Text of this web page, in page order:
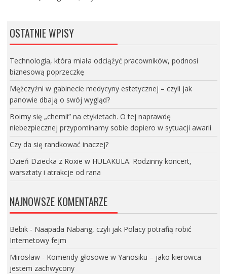
OSTATNIE WPISY
Technologia, która miała odciążyć pracowników, podnosi
biznesową poprzeczkę
Mężczyźni w gabinecie medycyny estetycznej – czyli jak
panowie dbają o swój wygląd?
Boimy się „chemii” na etykietach. O tej naprawdę
niebezpiecznej przypominamy sobie dopiero w sytuacji awarii
Czy da się randkować inaczej?
Dzień Dziecka z Roxie w HULAKULA. Rodzinny koncert,
warsztaty i atrakcje od rana
NAJNOWSZE KOMENTARZE
Bebik- Naapada Nabang, czyli jak Polacy potrafią robić
Internetowy fejm
Mirosław- Komendy głosowe w Yanosiku – jako kierowca
jestem zachwycony